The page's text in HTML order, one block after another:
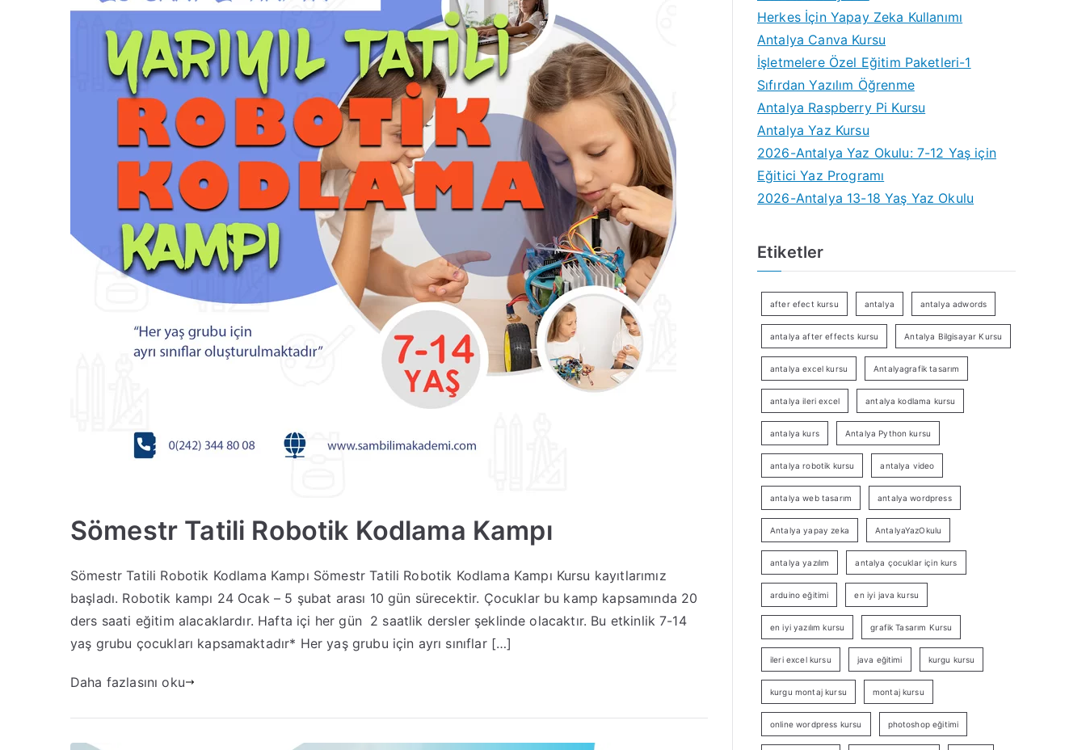
Sömestr Tatili Robotik Kodlama Kampı
Sömestr Tatili Robotik Kodlama Kampı Sömestr Tatili Robotik Kodlama Kampı Kursu kayıtlarımız
başladı. Robotik kampı 24 Ocak – 5 şubat arası 10 gün sürecektir. Çocuklar bu kamp kapsamında 20
ders saati eğitim alacaklardır. Hafta içi her gün 2 saatlik dersler şeklinde olacaktır. Bu etkinlik 7-14
yaş grubu çocukları kapsamaktadır* Her yaş grubu için ayrı sınıflar […]
Daha fazlasını oku
Herkes İçin Yapay Zeka Kullanımı
Antalya Canva Kursu
İşletmelere Özel Eğitim Paketleri-1
Sıfırdan Yazılım Öğrenme
Antalya Raspberry Pi Kursu
Antalya Yaz Kursu
2026-Antalya Yaz Okulu: 7-12 Yaş için
Eğitici Yaz Programı
2026-Antalya 13-18 Yaş Yaz Okulu
Etiketler
after efect kursu antalya antalya adwords
antalya after effects kursu Antalya Bilgisayar Kursu
antalya excel kursu Antalyagrafik tasarım
antalya ileri excel antalya kodlama kursu
antalya kurs Antalya Python kursu
antalya robotik kursu antalya video
antalya web tasarım antalya wordpress
Antalya yapay zeka AntalyaYazOkulu
antalya yazılım antalya çocuklar için kurs
arduino eğitimi en iyi java kursu
en iyi yazılım kursu grafik Tasarım Kursu
ileri excel kursu java eğitimi kurgu kursu
kurgu montaj kursu montaj kursu
online wordpress kursu photoshop eğitimi